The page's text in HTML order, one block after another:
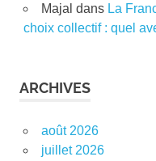
Majal dans La
choix collectif : quel
ARCHIVES
août 2026
juillet 2026